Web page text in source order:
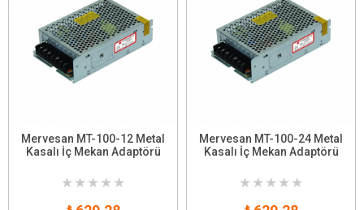
Mervesan MT-100-12 Metal
Kasalı İç Mekan Adaptörü
★ ★ ★ ★ ★
Mervesan MT-100-24 Metal
Kasalı İç Mekan Adaptörü
★ ★ ★ ★ ★